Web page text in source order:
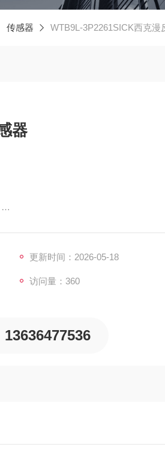
传感器 WTB9L-3P2261SICK西克漫
器
更新时间：2026-05-18
访问量：360
13636477536